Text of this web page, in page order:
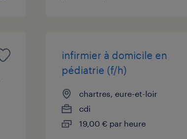
infirmier à domicile en
pédiatrie (f/h)
chartres, eure-et-loir
cdi
19,00 € par heure